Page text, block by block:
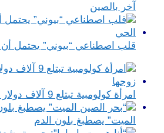
آخر بالصين
قلب اصطناعي “بيوني” يحتمل
امرأة كولومبية تبتلع 9 آلاف دولار بسبب خلاف مع زوجها
الميت” يصطبغ بلون الدم